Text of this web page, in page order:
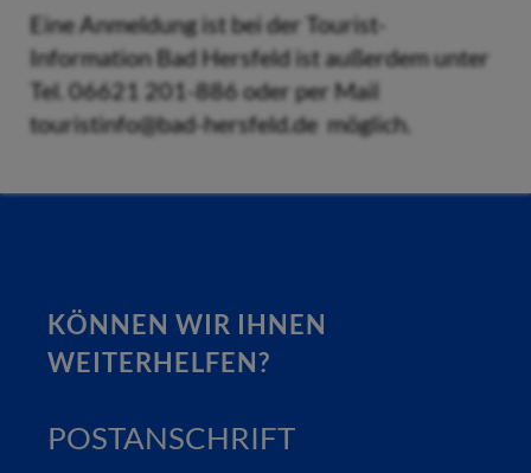
Eine Anmeldung ist bei der Tourist-
Information Bad Hersfeld ist außerdem unter
Tel. 06621 201-886 oder per Mail
touristinfo@bad-hersfeld.de möglich.
KÖNNEN WIR IHNEN
WEITERHELFEN?
POSTANSCHRIFT